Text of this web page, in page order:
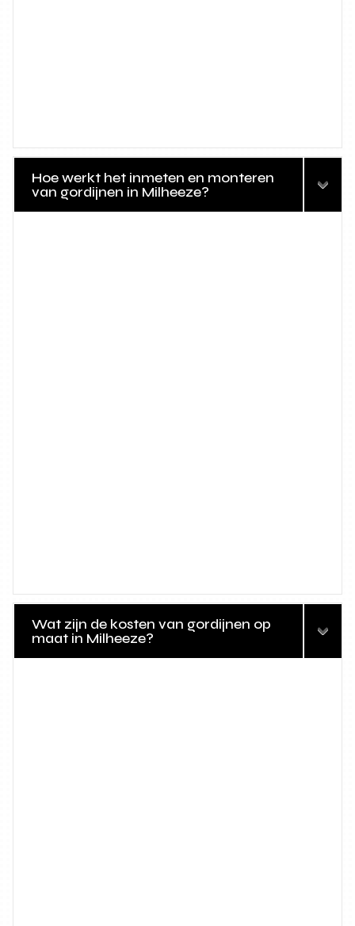
Hoe werkt het inmeten en monteren
van gordijnen in Milheeze?
Wat zijn de kosten van gordijnen op
maat in Milheeze?